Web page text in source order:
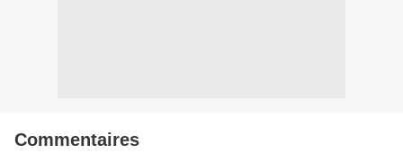
Commentaires